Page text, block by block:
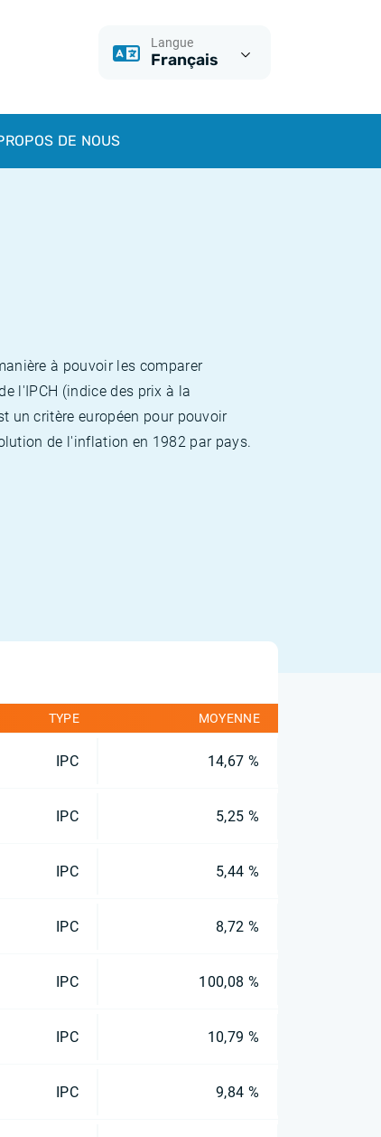
Langue
Français
DE NOUS
à pouvoir les comparer
l'IPCH (indice des prix à la
un critère européen pour pouvoir
de l'inflation en 1982 par pays.
TYPE MOYENNE
IPC 14,67 %
IPC 5,25 %
IPC 5,44 %
IPC 8,72 %
IPC 100,08 %
IPC 10,79 %
IPC 9,84 %